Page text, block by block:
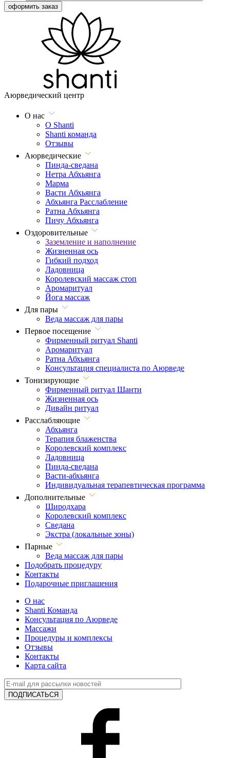
Аюрведический центр
О нас
О Shanti
Shanti команда
Отзывы
Аюрведические
Пинда-сведана
Нетра Абхьянга
Марма
Васти Абхьянга
Абхьянга Расслабление
Ратна Абхьянга
Пичу Абхьянга
Оздоровительные
Заземление и наполнение
Жизненная ось
Гибкий подход
Ладовница
Королевский массаж стоп
Аромаритуал
Йога массаж
Для пары
Веда массаж для пары
Первое посещение
Фирменный ритуал Shanti
Аромаритуал
Ратна Абхьянга
Консультация специалиста по Аюрведе
Тонизирующие
Фирменный ритуал Шанти
Жизненная ось
Дивайн ритуал
Расслабляющие
Абхьянга
Терапия блаженства
Королевский комплекс
Ладовница
Пинда-сведана
Васти-абхьянга
Индивидуальная терапевтическая программа
Дополнительные
Широдхара
Королевский комплекс
Сведана
Экстра (локальные зоны)
Парные
Веда массаж для пары
Подобрать процедуру
Контакты
Подарочные приглашения
О нас
Shanti Команда
Консультация по Аюрведе
Массажи
Процедуры и комплексы
Отзывы
Контакты
Карта сайта